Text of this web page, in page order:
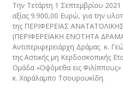
Την Τετάρτη 1 Σεπτεμβρίου
αξίας 9.900,00 Ευρώ, για την
της ΠΕΡΙΦΕΡΕΙΑΣ
(ΠΕΡΙΦΕΡΕΙΑΚΗ ΕΝΟΤΗΤΑ
Αντιπεριφερειάρχη Δράμας κ.
της Αστικής μη Κερδοσκοπικής
Ομάδα «Οψόμεθα εις
κ. Χαράλαμπο Τσουρουκίδη.